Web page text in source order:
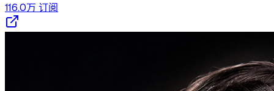
116.0万 订阅